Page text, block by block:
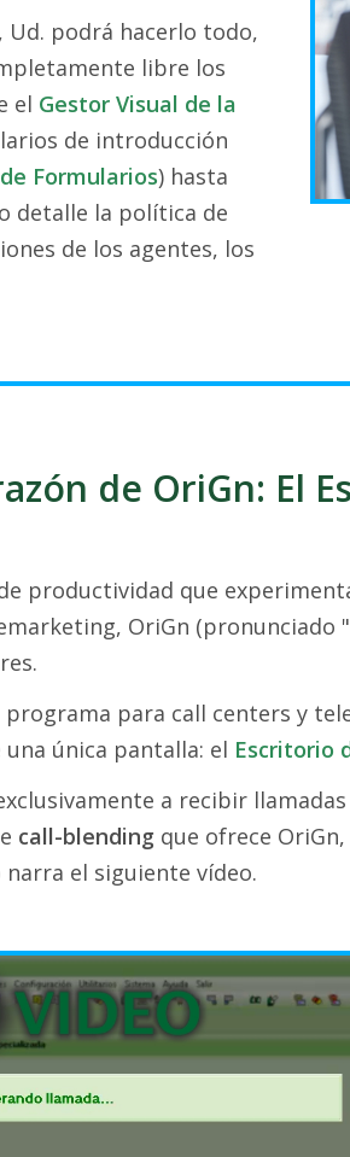
Ud. podrá hacerlo todo,
libre los
el Gestor Visual de la
de introducción
Formularios) hasta
detalle la política de
de los agentes, los
de OriGn: El
productividad que
OriGn (pronunciado
programa para call centers y
única pantalla: el Escritorio
a recibir
call-blending que ofrece
el siguiente vídeo.